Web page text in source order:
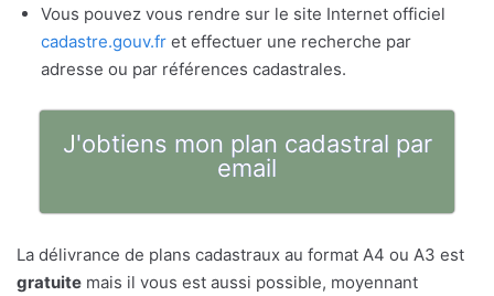
Vous pouvez vous rendre sur le site Internet officiel
cadastre.gouv.fr et effectuer une recherche par
adresse ou par références cadastrales.
J'obtiens mon plan cadastral par
email
La délivrance de plans cadastraux au format A4 ou A3 est
gratuite mais il vous est aussi possible, moyennant